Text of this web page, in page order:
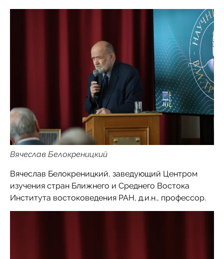
Вячеслав Белокреницкий
Вячеслав Белокреницкий, заведующий Центром
изучения стран Ближнего и Среднего Востока
Института востоковедения РАН, д.и.н., профессор.